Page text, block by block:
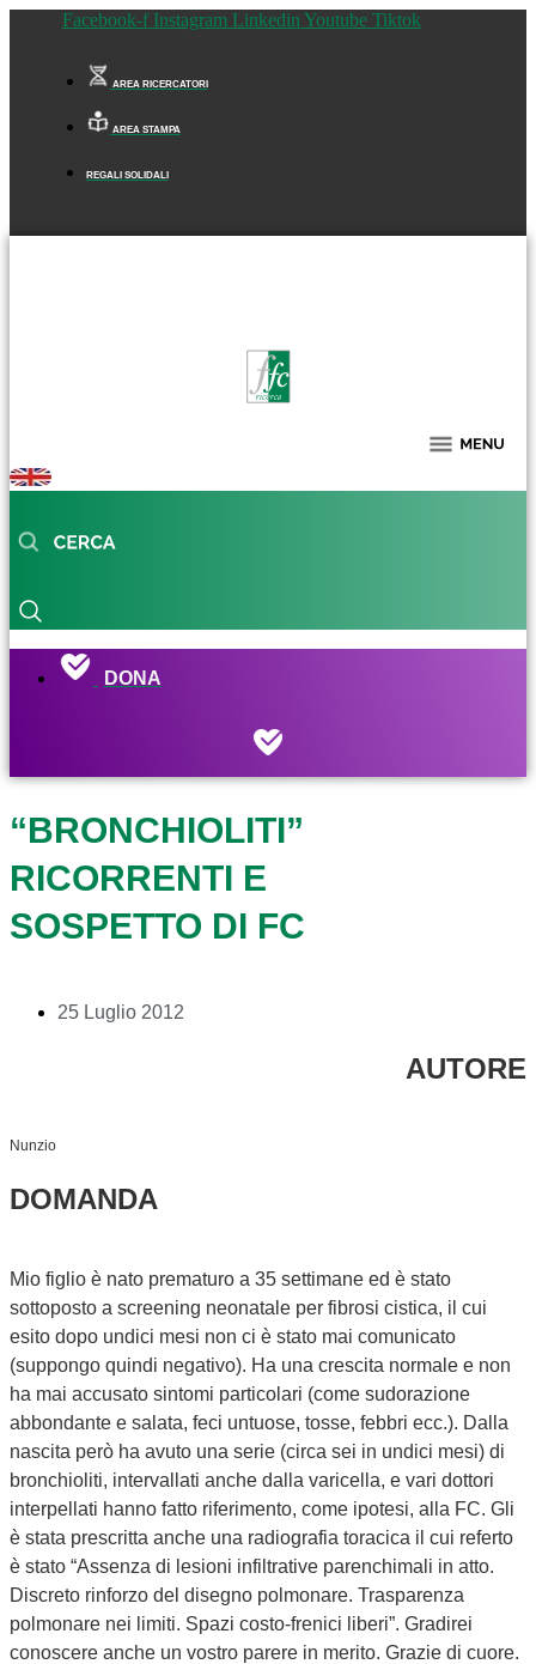
Facebook-f Instagram Linkedin Youtube Tiktok
AREA RICERCATORI
AREA STAMPA
REGALI SOLIDALI
DONA
“BRONCHIOLITI”
RICORRENTI E
SOSPETTO DI FC
25 Luglio 2012
AUTORE
Nunzio
DOMANDA
Mio figlio è nato prematuro a 35 settimane ed è stato
sottoposto a screening neonatale per fibrosi cistica, il cui
esito dopo undici mesi non ci è stato mai comunicato
(suppongo quindi negativo). Ha una crescita normale e non
ha mai accusato sintomi particolari (come sudorazione
abbondante e salata, feci untuose, tosse, febbri ecc.). Dalla
nascita però ha avuto una serie (circa sei in undici mesi) di
bronchioliti, intervallati anche dalla varicella, e vari dottori
interpellati hanno fatto riferimento, come ipotesi, alla FC. Gli
è stata prescritta anche una radiografia toracica il cui referto
è stato “Assenza di lesioni infiltrative parenchimali in atto.
Discreto rinforzo del disegno polmonare. Trasparenza
polmonare nei limiti. Spazi costo-frenici liberi”. Gradirei
conoscere anche un vostro parere in merito. Grazie di cuore.